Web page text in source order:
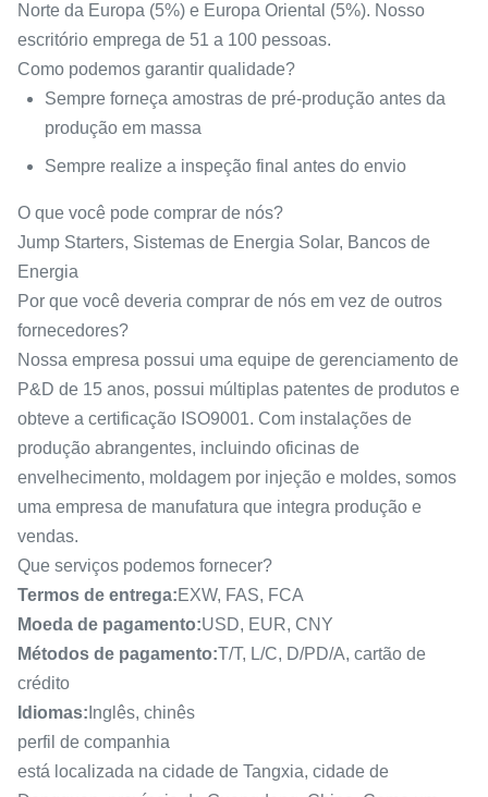
Norte da Europa (5%) e Europa Oriental (5%). Nosso
escritório emprega de 51 a 100 pessoas.
Como podemos garantir qualidade?
Sempre forneça amostras de pré-produção antes da
produção em massa
Sempre realize a inspeção final antes do envio
O que você pode comprar de nós?
Jump Starters, Sistemas de Energia Solar, Bancos de
Energia
Por que você deveria comprar de nós em vez de outros
fornecedores?
Nossa empresa possui uma equipe de gerenciamento de
P&D de 15 anos, possui múltiplas patentes de produtos e
obteve a certificação ISO9001. Com instalações de
produção abrangentes, incluindo oficinas de
envelhecimento, moldagem por injeção e moldes, somos
uma empresa de manufatura que integra produção e
vendas.
Que serviços podemos fornecer?
Termos de entrega:EXW, FAS, FCA
Moeda de pagamento:USD, EUR, CNY
Métodos de pagamento:T/T, L/C, D/PD/A, cartão de
crédito
Idiomas: Inglês, chinês
perfil de companhia
está localizada na cidade de Tangxia, cidade de